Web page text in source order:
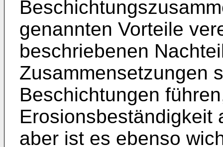
genannten Vorteile
beschriebenen
Zusammensetzungen
Beschichtungen
Erosionsbeständigkeit
aber ist es ebenso